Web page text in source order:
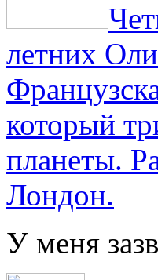
летних
который
планеты.
Лондон.
У меня